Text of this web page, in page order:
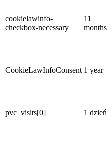
cookielawinfo-
checkbox-necessary
11
months
CookieLawInfoConsent 1 year
pvc_visits[0] 1 dzień